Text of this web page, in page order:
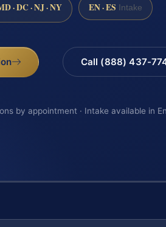
· DC · NJ · NY EN · ES Intake
Call (888) 437-
by appointment · Intake available in